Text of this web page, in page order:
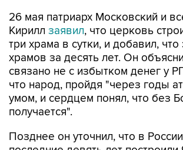
26 мая патриарх Московский и
Кирилл заявил, что церковь
три храма в сутки, и добавил,
храмов за десять лет. Он
связано не с избытком денег у
что народ, пройдя "через годы
умом, и сердцем понял, что без
получается".
Позднее он уточнил, что в